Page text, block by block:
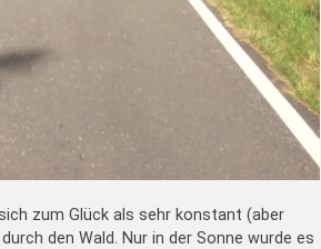
zum Glück als sehr konstant (aber
den Wald. Nur in der Sonne wurde es